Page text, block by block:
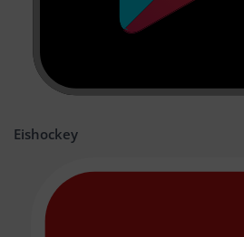
Eishockey